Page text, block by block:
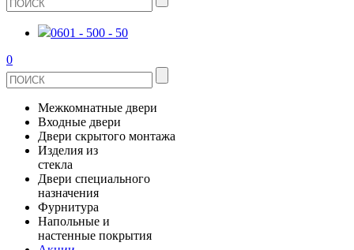
0601 - 500 - 50
0
Межкомнатные двери
ШПОНИРОВАНЫЕ
ЭКОШПОН
ИЗ МАССИВА СОСНЫ
Входные двери
МЕТАЛЛИЧЕСКИЕ ДВЕРИ
В КВАРТИРУ
ДЛЯ ДОМА
Двери скрытого монтажа
СТЕКЛЯННЫЕ
ЗЕРКАЛЬНЫЕ
Изделия из
стекла
ДВЕРИ
ДУШЕВЫЕ КАБИНЫ И ПЕРЕГОРОДКИ
Двери специального
назначения
ПРОТИВОПОЖАРНЫЕ
Фурнитура
ДВЕРНЫЕ РУЧКИ
Напольные и
настенные покрытия